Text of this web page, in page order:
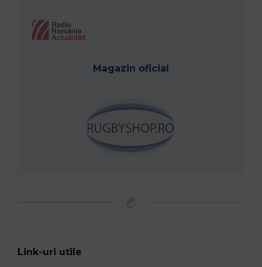
Magazin oficial
Link-uri utile